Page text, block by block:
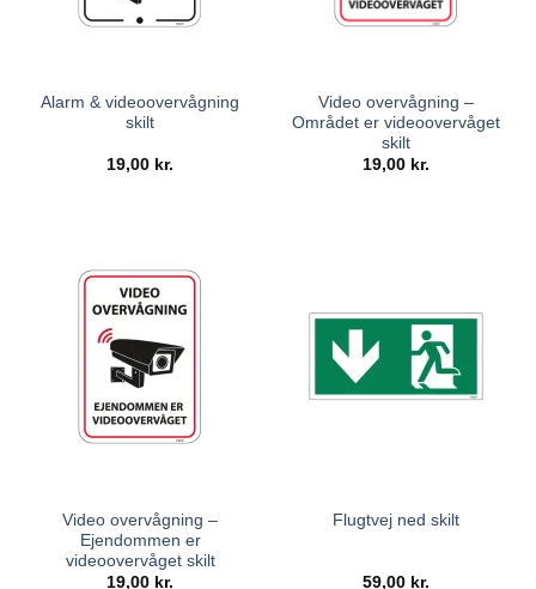
Alarm & videoovervågning
skilt
19,00 kr.
Video overvågning –
Området er videoovervåget
skilt
19,00 kr.
Video overvågning –
Ejendommen er
videoovervåget skilt
19,00 kr.
Flugtvej ned skilt
59,00 kr.